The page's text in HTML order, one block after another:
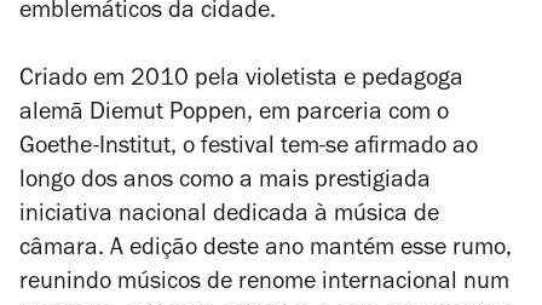
emblemáticos da cidade.
Criado em 2010 pela violetista e pedagoga
alemã Diemut Poppen, em parceria com o
Goethe-Institut, o festival tem-se afirmado ao
longo dos anos como a mais prestigiada
iniciativa nacional dedicada à música de
câmara. A edição deste ano mantém esse rumo,
reunindo músicos de renome internacional num